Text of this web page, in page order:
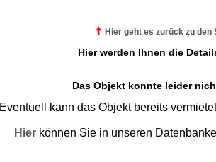
Hier geht es zurück zu den
Hier werden Ihnen die
Das Objekt konnte leider
Eventuell kann das Objekt bereits
Hierkönnen Sie in unseren